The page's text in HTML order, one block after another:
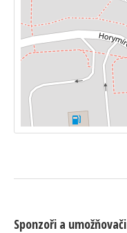
Sponzoři a umožňovači